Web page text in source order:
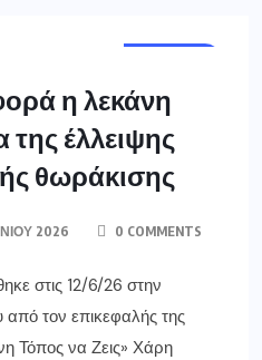
η λεκάνη
της έλλειψης
θωράκισης
2026 0 COMMENTS
στις 12/6/26 στην
τον επικεφαλής της
Τόπος να Ζεις» Χάρη